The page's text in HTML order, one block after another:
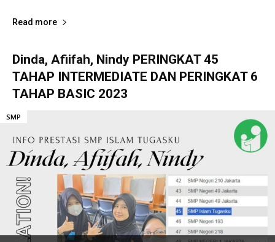
Read more
Dinda, Afiifah, Nindy PERINGKAT 45
TAHAP INTERMEDIATE DAN PERINGKAT 6
TAHAP BASIC 2023
SMP